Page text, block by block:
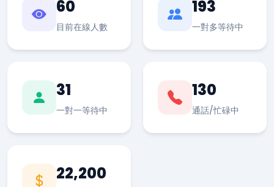
60
目前在線人數
193
一對多等待中
31
一對一等待中
130
通話/忙碌中
22,200